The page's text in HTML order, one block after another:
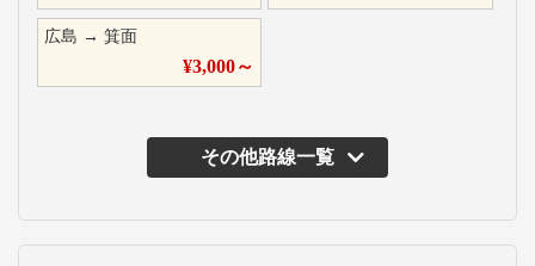
広島 → 箕面
¥3,000～
その他路線一覧